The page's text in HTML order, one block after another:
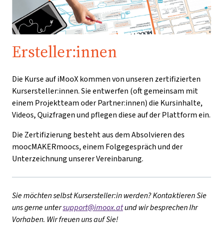
Ersteller:innen
Die Kurse auf iMooX kommen von unseren zertifizierten
Kursersteller:innen. Sie entwerfen (oft gemeinsam mit
einem Projektteam oder Partner:innen) die Kursinhalte,
Videos, Quizfragen und pflegen diese auf der Plattform ein.
Die Zertifizierung besteht aus dem Absolvieren des
moocMAKERmoocs, einem Folgegespräch und der
Unterzeichnung unserer Vereinbarung.
Sie möchten selbst Kursersteller:in werden? Kontaktieren Sie
uns gerne untersupport@imoox.atund wir besprechen Ihr
Vorhaben. Wir freuen uns auf Sie!